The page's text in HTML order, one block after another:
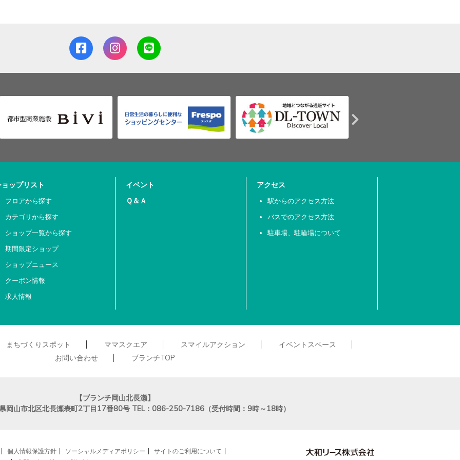
ップリスト
フロアから探す
カテゴリから探す
ショップ一覧から探す
期間限定ショップ
ショップニュース
クーポン情報
求人情報
イベント
Ｑ＆Ａ
アクセス
駅からのアクセス方法
バスでのアクセス方法
駐車場、駐輪場について
まちづくりスポット ママスクエア スマイルアクション
イベントスペース
お問い合わせ
ブランチTOP
【ブランチ岡山北長瀬】
岡山市北区北長瀬表町2丁目17番80号 TEL：086-250-7186（受付時間：9時～18時）
個人情報保護方針 ソーシャルメディアポリシー
サイトのご利用について